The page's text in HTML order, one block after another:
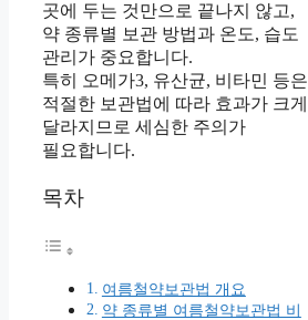
곳에 두는 것만으로 끝나지 않고,
약 종류별 보관 방법과 온도, 습도
관리가 중요합니다.
특히 오메가3, 유산균, 비타민 등은
적절한 보관법에 따라 효과가 크게
달라지므로 세심한 주의가
필요합니다.
목차
여름철약보관법 개요
약 종류별 여름철약보관법 비